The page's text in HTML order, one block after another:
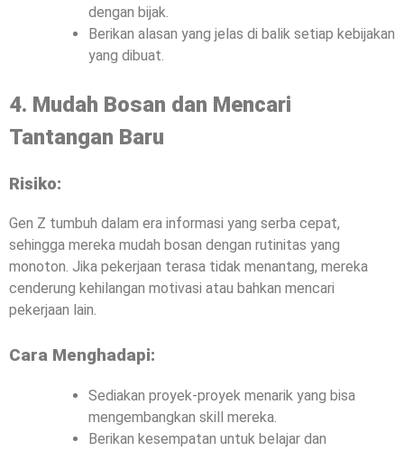
dengan bijak.
Berikan alasan yang jelas di balik setiap kebijakan
yang dibuat.
4. Mudah Bosan dan Mencari
Tantangan Baru
Risiko:
Gen Z tumbuh dalam era informasi yang serba cepat,
sehingga mereka mudah bosan dengan rutinitas yang
monoton. Jika pekerjaan terasa tidak menantang, mereka
cenderung kehilangan motivasi atau bahkan mencari
pekerjaan lain.
Cara Menghadapi:
Sediakan proyek-proyek menarik yang bisa
mengembangkan skill mereka.
Berikan kesempatan untuk belajar dan